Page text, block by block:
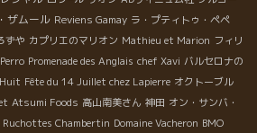
ザムール Reviens Gamay ラ・プティトゥ・ペペ
ずや カプリエのマリオン Mathieu et Marion フィリ
Promenade des Anglais chef Xavi バルセロナの
Fête du 14 Juillet chez Lapierre オクトーブル
Atsumi Foods 高山南美さん 神田 オン・サンバ・
Ruchottes Chambertin Domaine Vacheron BMO